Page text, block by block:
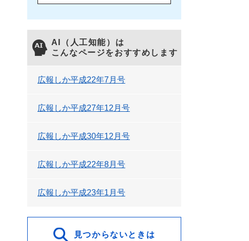
AI（人工知能）は
こんなページをおすすめします
広報しか平成22年7月号
広報しか平成27年12月号
広報しか平成30年12月号
広報しか平成22年8月号
広報しか平成23年1月号
見つからないときは